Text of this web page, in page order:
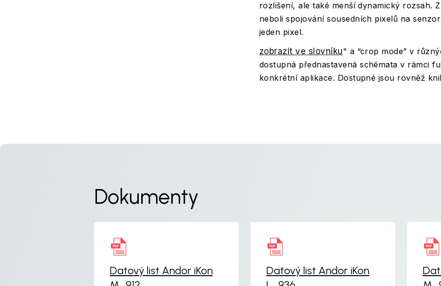
rozlišení, ale také menší dynamický rozsah.
neboli spojování sousedních pixelů na
jeden pixel.
zobrazit ve slovníku" a “crop mode” v
dostupná přednastavená schémata v rámci
konkrétní aplikace. Dostupné jsou rovněž
Dokumenty
Datový list Andor iKon
Datový list Andor iKon